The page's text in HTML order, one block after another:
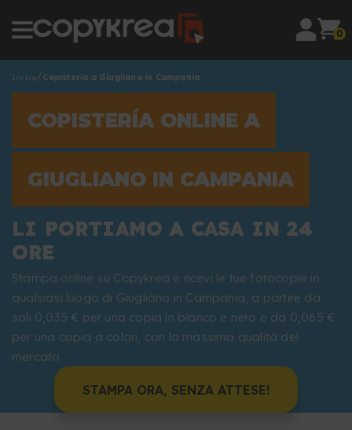
0
Inizio Copistería a Giugliano in Campania
COPISTERÍA ONLINE A
GIUGLIANO IN CAMPANIA
LI PORTIAMO A CASA IN 24
ORE
Stampa online su Copykrea e ricevi le tue fotocopie in
qualsiasi luogo di Giugliano in Campania, a partire da
soli 0,035 € per una copia in bianco e nero e da 0,065 €
per una copia a colori, con la massima qualità del
mercato.
STAMPA ORA, SENZA ATTESE!